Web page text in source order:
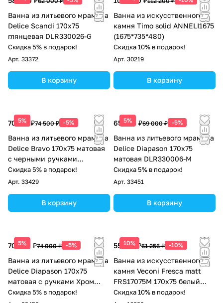
Ванна из литьевого мрамора
Delice Scandi 170х75
глянцевая DLR330026-G
Скидка 5% в подарок!
Арт. 33372
В корзину
Ванна из искусственного
камня Timo solid ANNELI1675
(1675*735*480)
Скидка 10% в подарок!
Арт. 30219
В корзину
5%
70 775 ₽74 500 ₽ -5%
Ванна из литьевого мрамора
Delice Bravo 170х75 матовая
с черными ручками
DLR330035RB-M
Скидка 5% в подарок!
Арт. 33429
В корзину
5%
65 550 ₽69 000 ₽ -5%
Ванна из литьевого мрамора
Delice Diapason 170х75
матовая DLR330006-M
Скидка 5% в подарок!
Арт. 33451
В корзину
5%
70 300 ₽74 000 ₽ -5%
Ванна из литьевого мрамора
Delice Diapason 170х75
матовая с ручками Хром
DLR330006R-M
Скидка 5% в подарок!
10%
55 130 ₽61 256 ₽ -10%
Ванна из искусственного
камня Veconi Fresca matt
FRS17075M 170x75 белый
матовый
Скидка 10% в подарок!